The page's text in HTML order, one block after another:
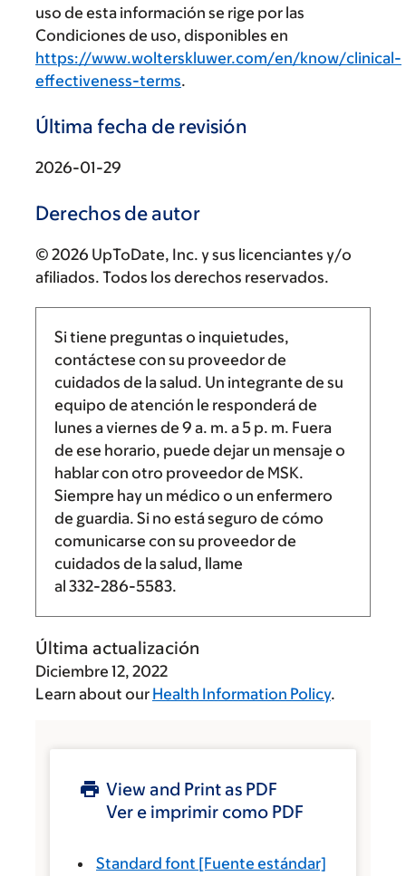
uso de esta información se rige por las
Condiciones de uso, disponibles en
https://www.wolterskluwer.com/en/know/clinical-
effectiveness-terms.
Última fecha de revisión
2026-01-29
Derechos de autor
© 2026 UpToDate, Inc. y sus licenciantes y/o
afiliados. Todos los derechos reservados.
Si tiene preguntas o inquietudes,
contáctese con su proveedor de
cuidados de la salud. Un integrante de su
equipo de atención le responderá de
lunes a viernes de 9 a. m. a5 p. m. Fuera
de ese horario, puede dejar un mensaje o
hablar con otro proveedor de MSK.
Siempre hay un médico o un enfermero
de guardia. Si no está seguro de cómo
comunicarse con su proveedor de
cuidados de la salud, llame
al 332-286-5583.
Última actualización
Diciembre 12, 2022
Learn about our Health Information Policy.
View and Print as PDF
Ver e imprimir como PDF
Standard font [Fuente estándar]